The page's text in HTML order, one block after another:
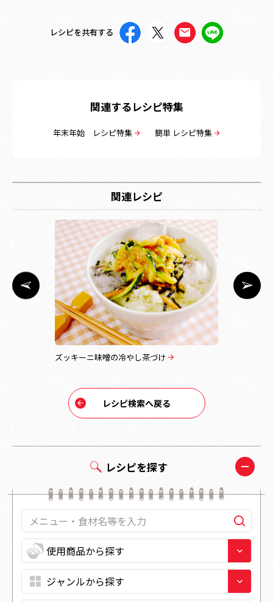
レシピを探す
レシピを共有する
関連するレシピ特集
年末年始 レシピ特集 簡単 レシピ特集
関連レシピ
ズッキーニ味噌の冷やし茶づけ
レシピ検索へ戻る